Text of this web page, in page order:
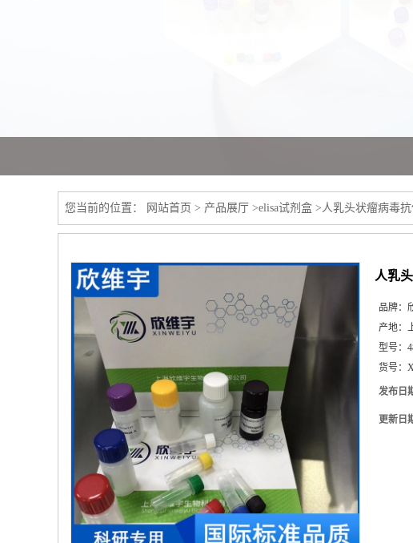
您当前的位置： 网站首页 > 产品展厅 >elisa试剂盒 >人乳头状瘤病毒
人乳
品牌：
产地：
型号：
货号：
发布日
更新日